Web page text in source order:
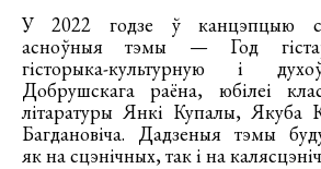
У 2022 годзе ў канцэпцыю
асноўныя тэмы — Год
гісторыка-культурную і
Добрушскага раёна, юбілеі
літаратуры Янкі Купалы, Якуба
Багдановіча. Дадзеныя тэмы
як на сцэнічных, так і на